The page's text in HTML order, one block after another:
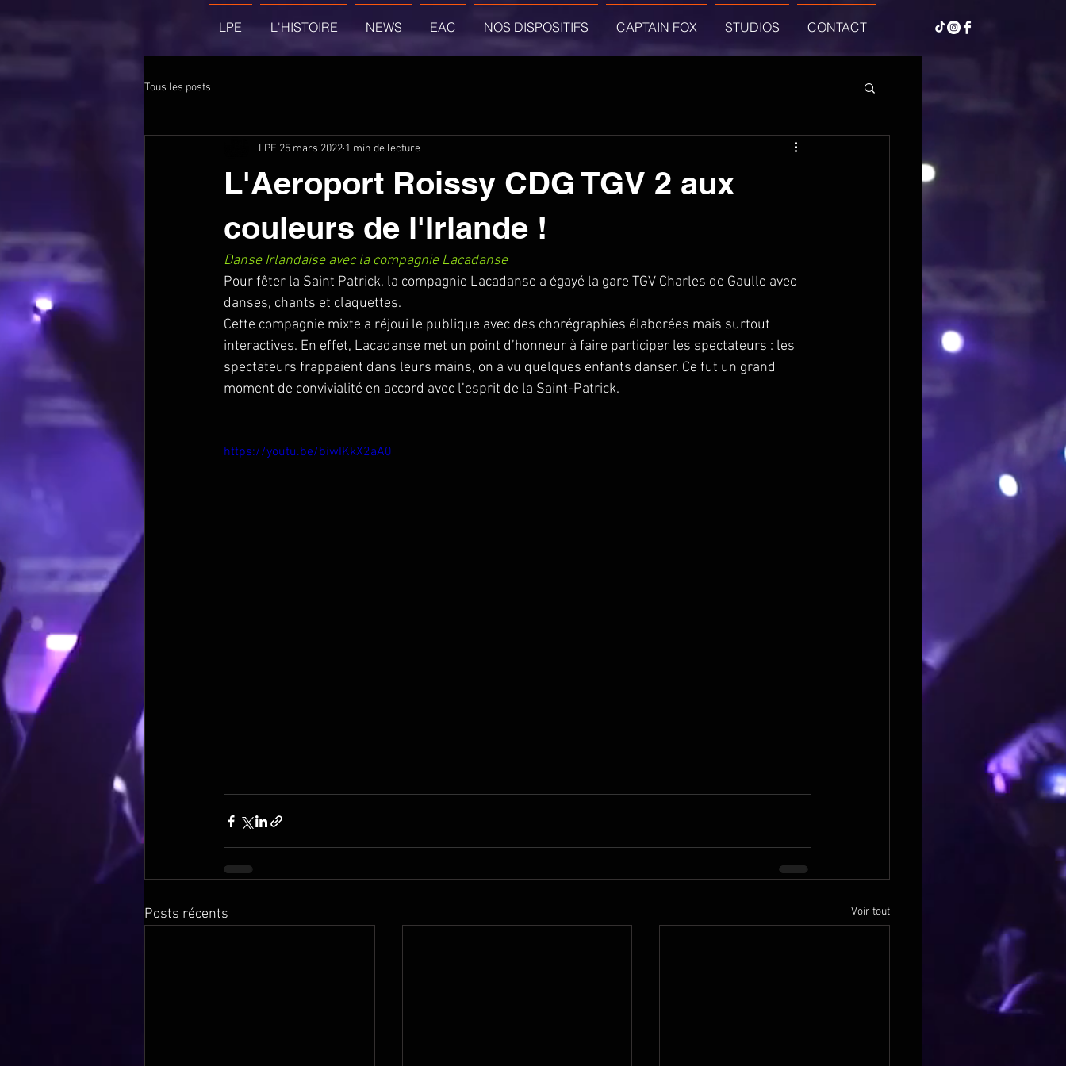
LPE L'HISTOIRE NEWS EAC NOS DISPOSITIFS CAPTAIN FOX STUDIOS CONTACT
Tous les posts
L'Aeroport Roissy CDG TGV 2 aux
couleurs de l'Irlande !
LPE 25 mars 2022 1 min de lecture
Danse Irlandaise avec la compagnie Lacadanse
Pour fêter la Saint Patrick, la compagnie Lacadanse a égayé la gare TGV Charles de Gaulle avec
danses, chants et claquettes.
Cette compagnie mixte a réjoui le publique avec des chorégraphies élaborées mais surtout
interactives. En effet, Lacadanse met un point d’honneur à faire participer les spectateurs : les
spectateurs frappaient dans leurs mains, on a vu quelques enfants danser. Ce fut un grand
moment de convivialité en accord avec l’esprit de la Saint-Patrick.
https://youtu.be/biwIKkX2aA0
Posts récents Voir tout